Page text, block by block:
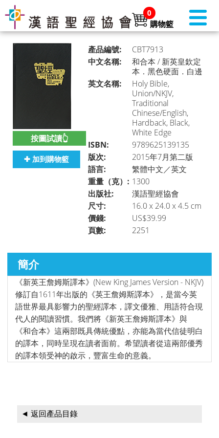
0
購物籃
本月推介
►
聖經研究 ►
講道／事奉
靈修／讀經 ►
兒童青少年系列
按圖試讀👆
✚ 加到購物籃
產品編號:
CBT7913
中文名稱:
和合本 / 新英皇欽定
本．黑色硬面．白邊
英文名稱:
Holy Bible,
Union/NKJV,
Traditional
Chinese/English,
Hardback, Black,
White Edge
ISBN:
9789625139135
版次:
2015年7月第二版
語言:
繁體中文／英文
重量（克）: 1300
出版社:
漢語聖經協會
尺寸:
16.0 x 24.0 x 4.5 cm
價錢:
US$39.99
頁數:
2251
簡介
《新英王詹姆斯譯本》(New King James Version - NKJV)
修訂自1611年出版的《英王詹姆斯譯本》，是當今英
語世界最具影響力的聖經譯本，譯文優雅、用語符合現
代人的閱讀習慣。我們將《新英王詹姆斯譯本》與
《和合本》這兩部既具傳統優點，亦能為當代信徒明白
的譯本，同時呈現在讀者面前。希望讀者從這兩部優秀
的譯本領受神的啟示，豐富生命的意義。
◄ 返回產品目錄